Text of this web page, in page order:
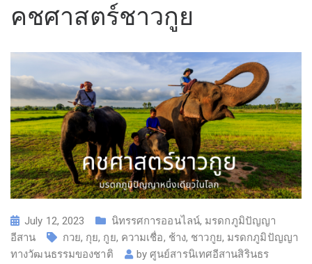
คชศาสตร์ชาวกูย
July 12, 2023 นิทรรศการออนไลน์, มรดกภูมิปัญญา
อีสาน
กวย, กุย, กูย, ความเชื่อ, ช้าง, ชาวกูย, มรดกภูมิปัญญา
ทางวัฒนธรรมของชาติ
byศูนย์สารนิเทศอีสานสิรินธร